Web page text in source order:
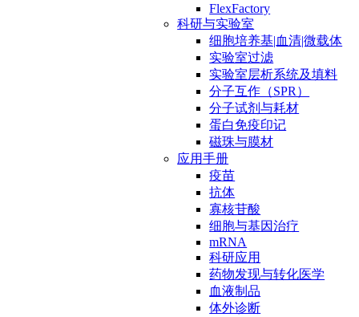
FlexFactory
科研与实验室
细胞培养基|血清|微载体
实验室过滤
实验室层析系统及填料
分子互作（SPR）
分子试剂与耗材
蛋白免疫印记
磁珠与膜材
应用手册
疫苗
抗体
寡核苷酸
细胞与基因治疗
mRNA
科研应用
药物发现与转化医学
血液制品
体外诊断